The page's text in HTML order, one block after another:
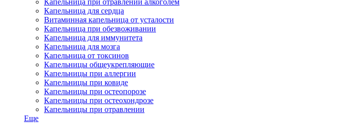
Капельница для сердца
Витаминная капельница от усталости
Капельница при обезвоживании
Капельница для иммунитета
Капельница для мозга
Капельница от токсинов
Капельницы общеукрепляющие
Капельницы при аллергии
Капельницы при ковиде
Капельницы при остеопорозе
Капельницы при остеохондрозе
Капельницы при отравлении
Еще